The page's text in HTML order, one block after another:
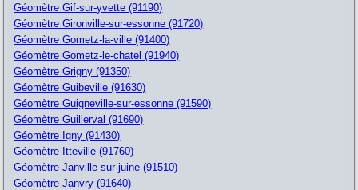
Géomètre Gif-sur-yvette (91190)
Géomètre Gironville-sur-essonne (91720)
Géomètre Gometz-la-ville (91400)
Géomètre Gometz-le-chatel (91940)
Géomètre Grigny (91350)
Géomètre Guibeville (91630)
Géomètre Guigneville-sur-essonne (91590)
Géomètre Guillerval (91690)
Géomètre Igny (91430)
Géomètre Itteville (91760)
Géomètre Janville-sur-juine (91510)
Géomètre Janvry (91640)